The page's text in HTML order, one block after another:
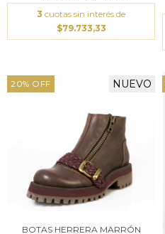
3 cuotas sin interés de
$79.733,33
20% OFF NUEVO
BOTAS HERRERA MARRÓN